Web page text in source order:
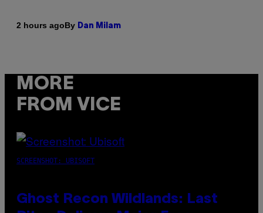
2 hours agoBy Dan Milam
MORE
FROM VICE
SCREENSHOT: UBISOFT
Ghost Recon Wildlands: Last